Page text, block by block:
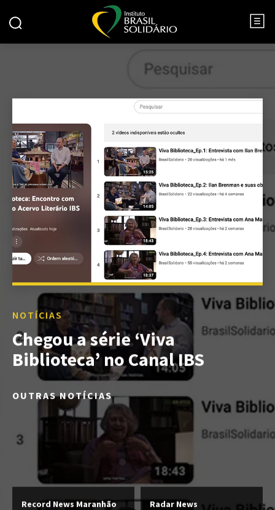
NOTÍCIAS
Chegou a série ‘Viva
Biblioteca’ no Canal IBS
OUTRAS NOTÍCIAS
Record News Maranhão Radar News